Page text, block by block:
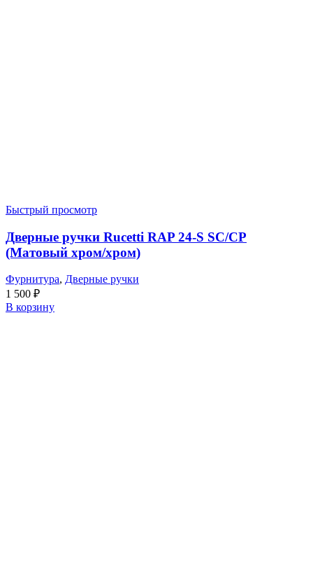
Быстрый просмотр
Дверные ручки Rucetti RAP 24-S SC/CP
(Матовый хром/хром)
Фурнитура, Дверные ручки
1 500 ₽
В корзину